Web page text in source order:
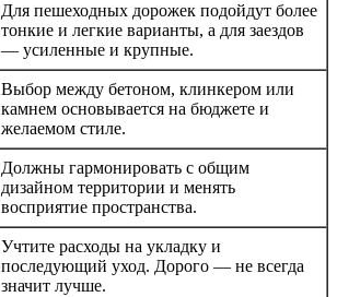
Для пешеходных дорожек подойдут более
тонкие и легкие варианты, а для заездов
— усиленные и крупные.
Выбор между бетоном, клинкером или
камнем основывается на бюджете и
желаемом стиле.
Должны гармонировать с общим
дизайном территории и менять
восприятие пространства.
Учтите расходы на укладку и
последующий уход. Дорого — не всегда
значит лучше.